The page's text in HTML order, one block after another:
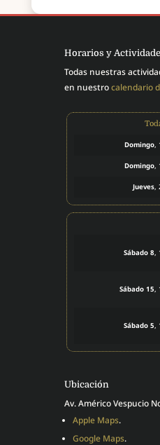
Horarios y
Todas nuestras
en nuestrocalendario
Domingo,
Domingo,
Jueves,
Sábado 8,
Sábado 15,
Sábado 5,
Ubicación
Av. Américo Vespucio
Apple Maps.
Google Maps.